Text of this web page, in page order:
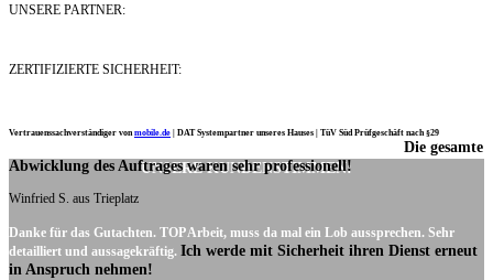
UNSERE PARTNER:
ZERTIFIZIERTE SICHERHEIT:
Vertrauenssachverständiger vonmobile.de DAT Systempartner unseres Hauses | TüV Süd Prüfgeschäft nach §29
UNSERE KUNDENSTIMMEN:
Die gesamte
Abwicklung des Auftrages waren sehr professionell!
Winfried S. aus Trieplatz
Danke für das Gutachten. TOP Arbeit, muss da mal ein Lob aussprechen. Sehr
detailliert und aussagekräftig. Ich werde mit Sicherheit ihren Dienst erneut
in Anspruch nehmen!